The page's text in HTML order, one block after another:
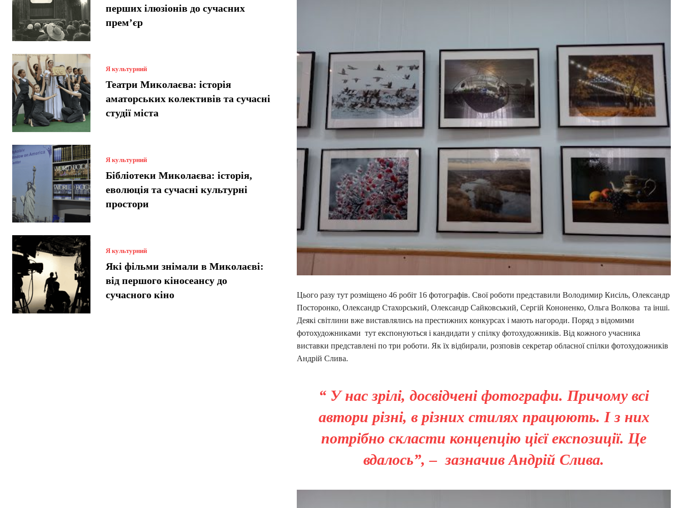
перших ілюзіонів до сучасних
прем’єр
Я культурний
Театри Миколаєва: історія
аматорських колективів та сучасні
студії міста
Я культурний
Бібліотеки Миколаєва: історія,
еволюція та сучасні культурні
простори
Я культурний
Які фільми знімали в Миколаєві:
від першого кіносеансу до
сучасного кіно
Цього разу тут розміщено 46 робіт 16 фотографів. Свої роботи представили Володимир Кисіль, Олександр
Посторонко, Олександр Стахорський, Олександр Сайковський, Сергій Кононенко, Ольга Волкова та інші.
Деякі світлини вже виставлялись на престижних конкурсах і мають нагороди. Поряд з відомими
фотохудожниками тут експонуються і кандидати у спілку фотохудожників. Від кожного учасника
виставки представлені по три роботи. Як їх відбирали, розповів секретар обласної спілки фотохудожників
Андрій Слива.
“ У нас зрілі, досвідчені фотографи. Причому всі
автори різні, в різних стилях працюють. І з них
потрібно скласти концепцію цієї експозиції. Це
вдалось”, – зазначив Андрій Слива.